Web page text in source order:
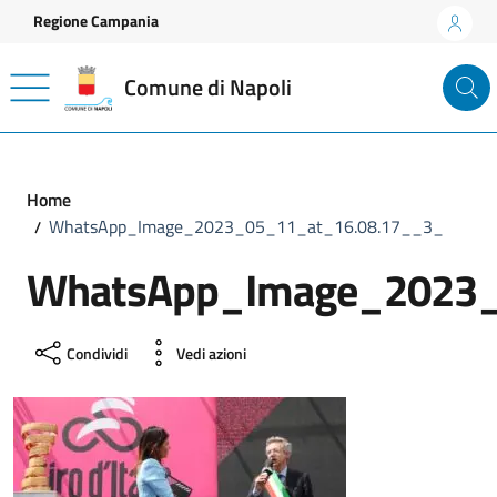
Vai ai contenuti
Vai al footer
Regione Campania
Comune di Napoli
Home
WhatsApp_Image_2023_05_11_at_16.08.17__3_
Condividi Vedi azioni